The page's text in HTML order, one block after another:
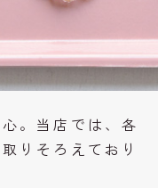
。当店では、各
りそろえており